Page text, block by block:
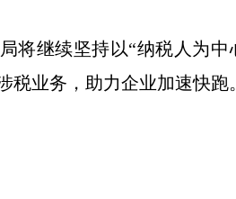
将继续坚持以“纳税人为
税业务，助力企业加速快跑